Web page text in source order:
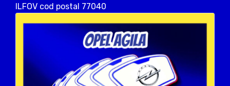
ILFOV cod postal 77040